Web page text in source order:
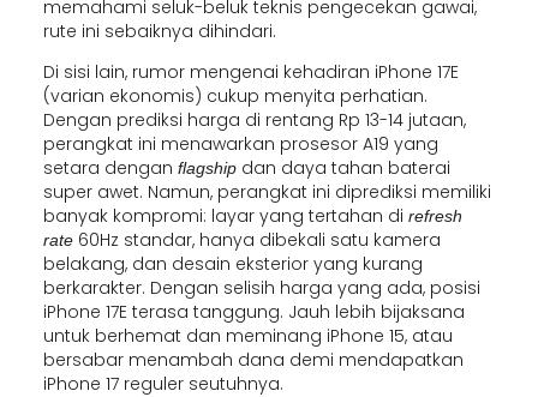
memahami seluk-beluk teknis pengecekan gawai,
rute ini sebaiknya dihindari.
Di sisi lain, rumor mengenai kehadiran iPhone 17E
(varian ekonomis) cukup menyita perhatian.
Dengan prediksi harga di rentang Rp 13-14 jutaan,
perangkat ini menawarkan prosesor A19 yang
setara dengan flagshipdan daya tahan baterai
super awet. Namun, perangkat ini diprediksi memiliki
banyak kompromi: layar yang tertahan di refresh
rate60Hz standar, hanya dibekali satu kamera
belakang, dan desain eksterior yang kurang
berkarakter. Dengan selisih harga yang ada, posisi
iPhone 17E terasa tanggung. Jauh lebih bijaksana
untuk berhemat dan meminang iPhone 15, atau
bersabar menambah dana demi mendapatkan
iPhone 17 reguler seutuhnya.